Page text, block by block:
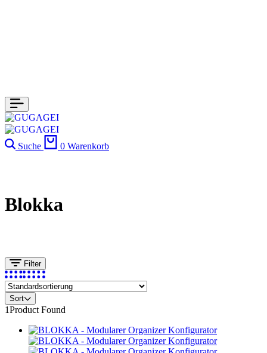
Suche 0 Warenkorb
Blokka
Filter
Sort
1Product Found